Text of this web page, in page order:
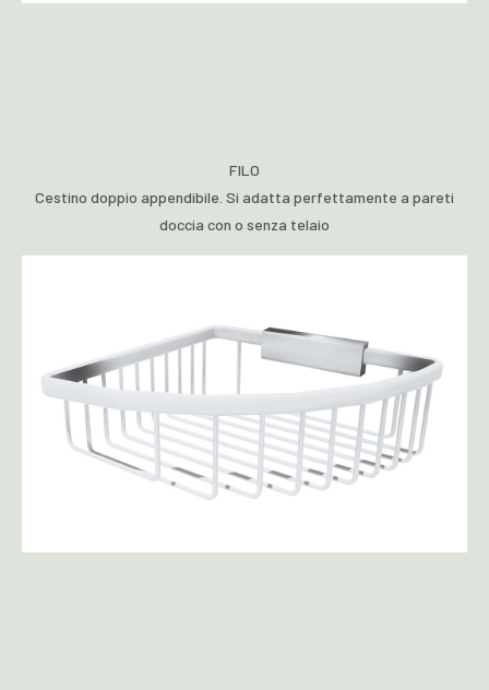
FILO
Cestino doppio appendibile. Si adatta perfettamente a pareti
doccia con o senza telaio